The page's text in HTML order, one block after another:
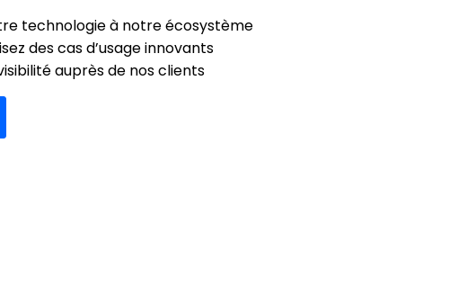
technologie à notre écosystème
des cas d’usage innovants
auprès de nos clients